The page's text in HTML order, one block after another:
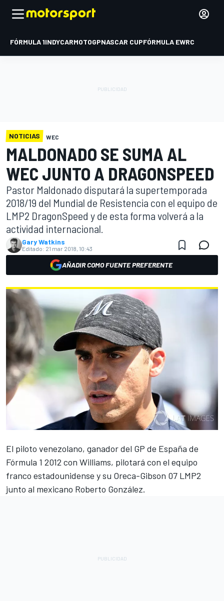
FÓRMULA 1INDYCARMOTOGPNASCAR CUPFÓRMULA EWRC
NOTICIAS WEC
MALDONADO SE SUMA AL
WEC JUNTO A DRAGONSPEED
Pastor Maldonado disputará la supertemporada
2018/19 del Mundial de Resistencia con el equipo de
LMP2 DragonSpeed y de esta forma volverá a la
actividad internacional.
Gary Watkins
Editado: 21 mar 2018, 10:43
AÑADIR COMO FUENTE PREFERENTE
El piloto venezolano, ganador del GP de España de
Fórmula 1 2012 con Williams, pilotará con el equipo
franco estadounidense y su Oreca-Gibson 07 LMP2
junto al mexicano Roberto González.